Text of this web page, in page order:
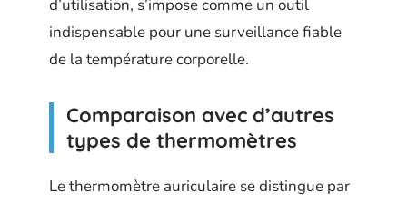
d’utilisation, s’impose comme un outil
indispensable pour une surveillance fiable
de la température corporelle.
Comparaison avec d’autres
types de thermomètres
Le thermomètre auriculaire se distingue par